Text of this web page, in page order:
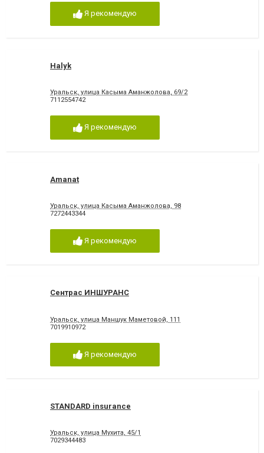
Я рекомендую
Halyk
Уральск, улица Касыма Аманжолова, 69/2
7112554742
Я рекомендую
Amanat
Уральск, улица Касыма Аманжолова, 98
7272443344
Я рекомендую
Сентрас ИНШУРАНС
Уральск, улица Маншук Маметовой, 111
7019910972
Я рекомендую
STANDARD insurance
Уральск, улица Мухита, 45/1
7029344483